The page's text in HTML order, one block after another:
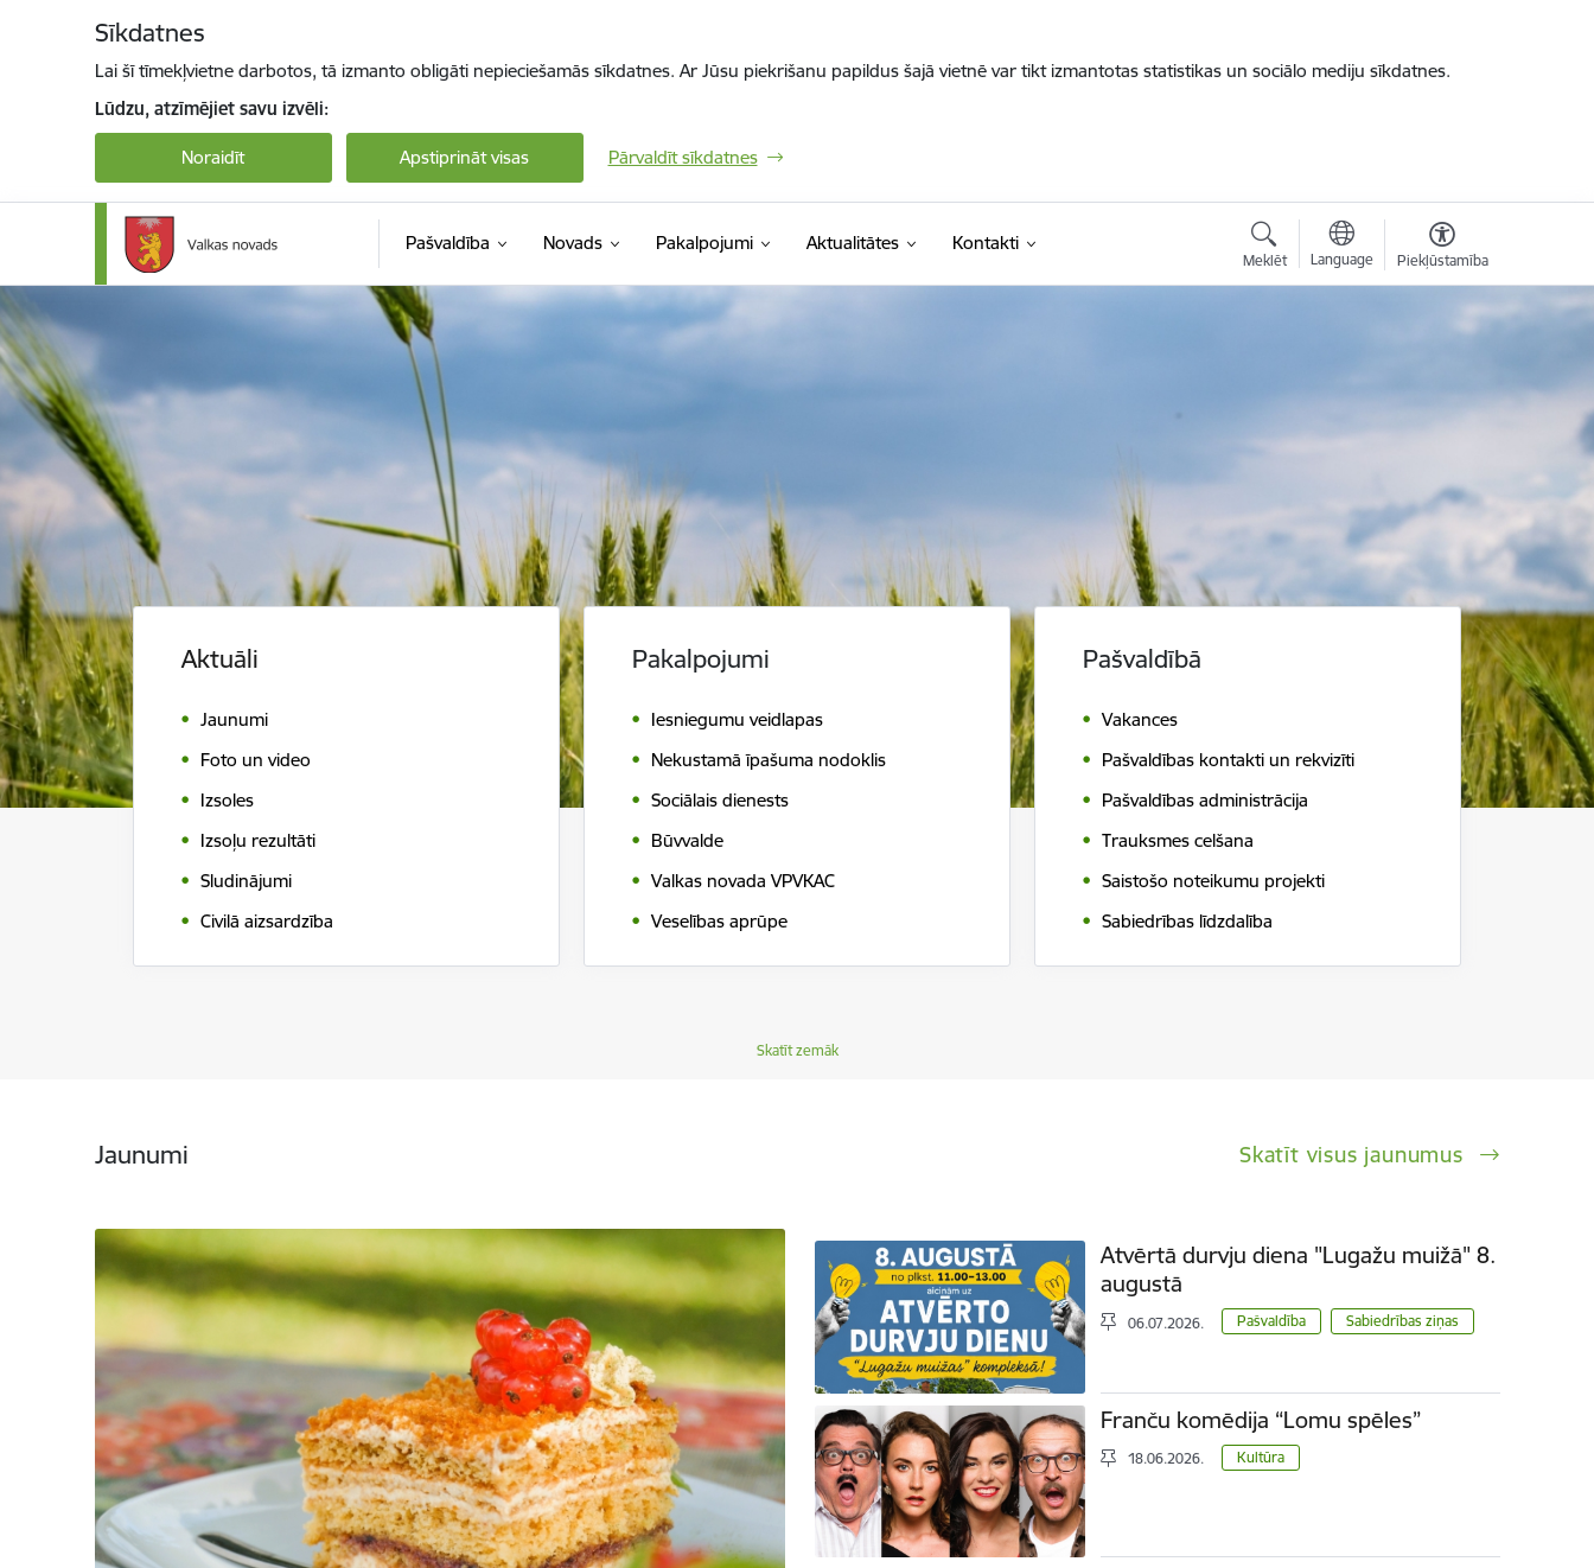
Sīkdatnes
Lai šī tīmekļvietne darbotos, tā izmanto obligāti nepieciešamās sīkdatnes. Ar Jūsu piekrišanu papildus šajā vietnē var tikt izmantotas statistikas un sociālo mediju sīkdatnes.
Lūdzu, atzīmējiet savu izvēli:
Noraidīt Apstiprināt visas Pārvaldīt sīkdatnes
Pašvaldība Novads Pakalpojumi Aktualitātes Kontakti
Meklēt Language Piekļūstamība
Valkas novada pašvaldība
Aktuāli
Jaunumi
Foto un video
Izsoles
Izsoļu rezultāti
Sludinājumi
Civilā aizsardzība
Pakalpojumi
Iesniegumu veidlapas
Nekustamā īpašuma nodoklis
Sociālais dienests
Būvvalde
Valkas novada VPVKAC
Veselības aprūpe
Pašvaldībā
Vakances
Pašvaldības kontakti un rekvizīti
Pašvaldības administrācija
Trauksmes celšana
Saistošo noteikumu projekti
Sabiedrības līdzdalība
Skatīt zemāk
Jaunumi Skatīt visus jaunumus
Atvērtā durvju diena "Lugažu muižā" 8.
augustā
06.07.2026. Pašvaldība Sabiedrības ziņas
Franču komēdija “Lomu spēles”
18.06.2026. Kultūra